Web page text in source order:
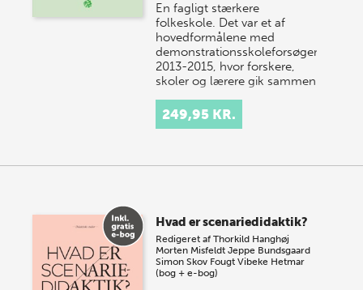
En fagligt stærkere
folkeskole. Det var et af
hovedformålene med
demonstrationsskoleforsøgene
2013-2015, hvor forskere,
skoler og lærere gik sammen
249,95 KR.
Hvad er scenariedidaktik?
Redigeret afThorkild Hanghøj
Morten Misfeldt Jeppe Bundsgaard
Simon Skov Fougt Vibeke Hetmar
(bog + e-bog)